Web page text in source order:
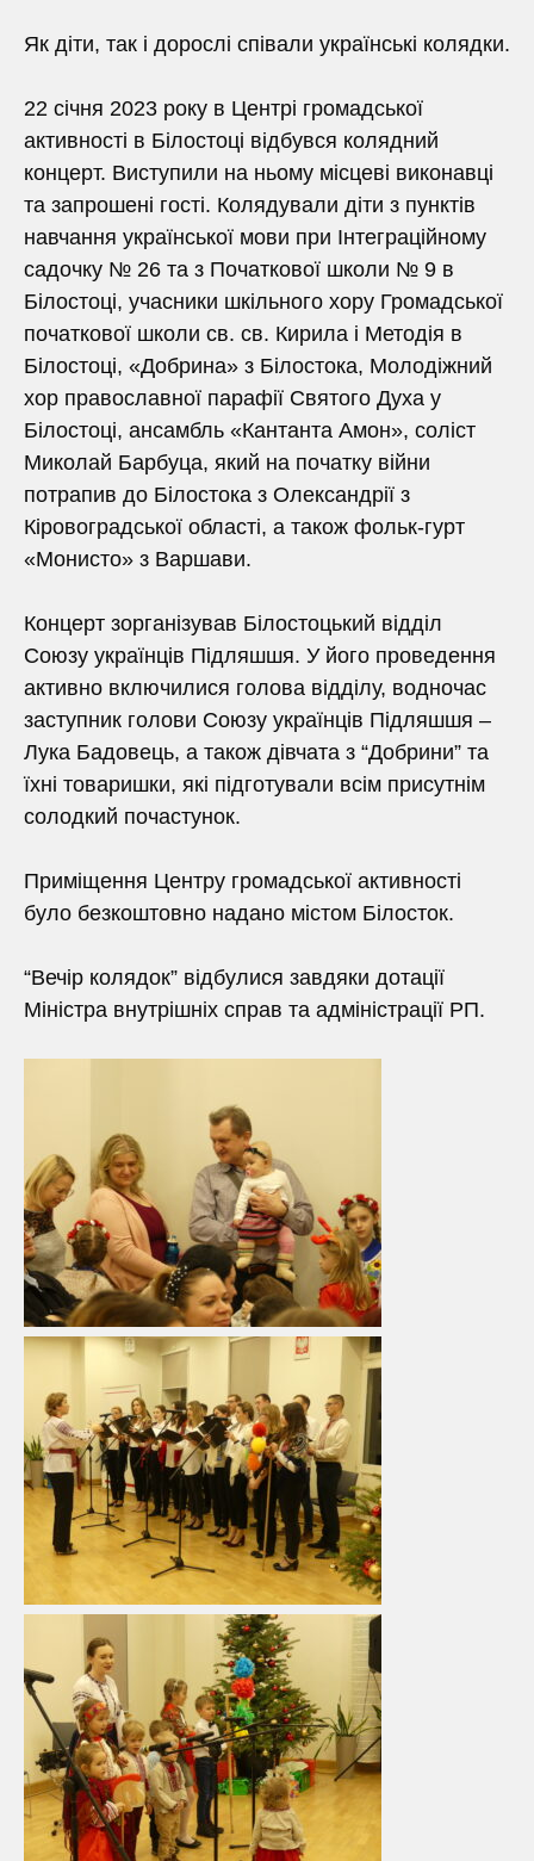
Як діти, так і дорослі співали українські колядки.
22 січня 2023 року в Центрі громадської
активності в Білостоці відбувся колядний
концерт. Виступили на ньому місцеві виконавці
та запрошені гості. Колядували діти з пунктів
навчання української мови при Інтеграційному
садочку № 26 та з Початкової школи № 9 в
Білостоці, учасники шкільного хору Громадської
початкової школи св. св. Кирила і Методія в
Білостоці, «Добрина» з Білостока, Молодіжний
хор православної парафії Святого Духа у
Білостоці, ансамбль «Кантанта Амон», соліст
Миколай Барбуца, який на початку війни
потрапив до Білостока з Олександрії з
Кіровоградської області, а також фольк-гурт
«Монисто» з Варшави.
Концерт зорганізував Білостоцький відділ
Союзу українців Підляшшя. У його проведення
активно включилися голова відділу, водночас
заступник голови Союзу українців Підляшшя –
Лука Бадовець, а також дівчата з “Добрини” та
їхні товаришки, які підготували всім присутнім
солодкий почастунок.
Приміщення Центру громадської активності
було безкоштовно надано містом Білосток.
“Вечір колядок” відбулися завдяки дотації
Міністра внутрішніх справ та адміністрації PП.